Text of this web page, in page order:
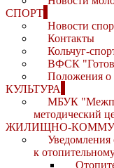
СПОРТ
Новости
Контакты
Кольчуг-
ВФСК "Готов
Положения о
КУЛЬТУРА
МБУК
методический
ЖИЛИЩНО-
Уведомления
к